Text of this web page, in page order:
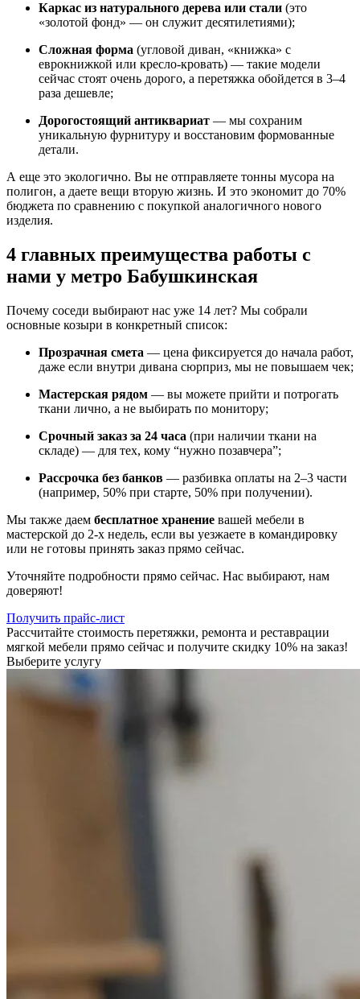
Каркас из натурального дерева или стали (это
«золотой фонд» — он служит десятилетиями);
Сложная форма (угловой диван, «книжка» с
еврокнижкой или кресло-кровать) — такие модели
сейчас стоят очень дорого, а перетяжка обойдется в 3–4
раза дешевле;
Дорогостоящий антиквариат — мы сохраним
уникальную фурнитуру и восстановим формованные
детали.
А еще это экологично. Вы не отправляете тонны мусора на
полигон, а даете вещи вторую жизнь. И это экономит до 70%
бюджета по сравнению с покупкой аналогичного нового
изделия.
4 главных преимущества работы с
нами у метро Бабушкинская
Почему соседи выбирают нас уже 14 лет? Мы собрали
основные козыри в конкретный список:
Прозрачная смета — цена фиксируется до начала работ,
даже если внутри дивана сюрприз, мы не повышаем чек;
Мастерская рядом — вы можете прийти и потрогать
ткани лично, а не выбирать по монитору;
Срочный заказ за 24 часа (при наличии ткани на
складе) — для тех, кому “нужно позавчера”;
Рассрочка без банков — разбивка оплаты на 2–3 части
(например, 50% при старте, 50% при получении).
Мы также даем бесплатное хранение вашей мебели в
мастерской до 2-х недель, если вы уезжаете в командировку
или не готовы принять заказ прямо сейчас.
Уточняйте подробности прямо сейчас. Нас выбирают, нам
доверяют!
Получить прайс-лист
Рассчитайте стоимость перетяжки, ремонта и реставрации
мягкой мебели прямо сейчас и получите скидку 10% на заказ!
Выберите услугу